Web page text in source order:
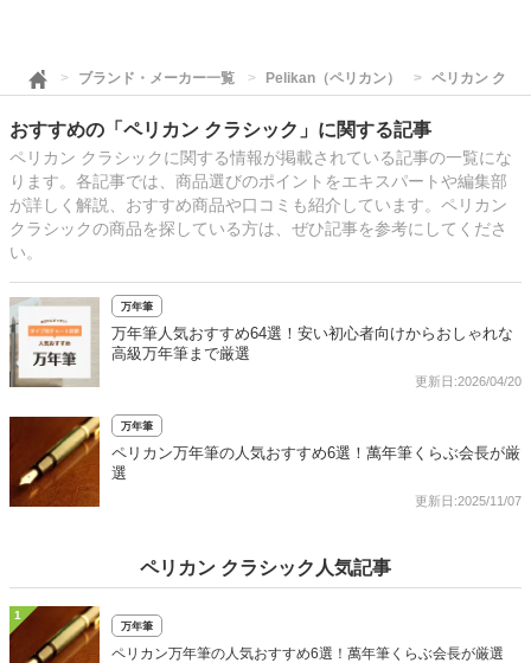
ブランド・メーカー一覧 Pelikan（ペリカン） ペリカン クラ
おすすめの「ペリカン クラシック」に関する記事
ペリカン クラシックに関する情報が掲載されている記事の一覧にな
ります。各記事では、商品選びのポイントをエキスパートや編集部
が詳しく解説、おすすめ商品や口コミも紹介しています。ペリカン
クラシックの商品を探している方は、ぜひ記事を参考にしてくださ
い。
万年筆
万年筆人気おすすめ64選！安い初心者向けからおしゃれな
高級万年筆まで厳選
更新日:2026/04/20
万年筆
ペリカン万年筆の人気おすすめ6選！萬年筆くらぶ会長が厳
選
更新日:2025/11/07
ペリカン クラシック人気記事
1
万年筆
ペリカン万年筆の人気おすすめ6選！萬年筆くらぶ会長が厳選